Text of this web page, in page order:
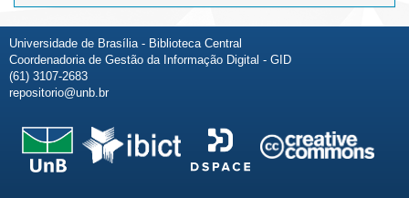
Universidade de Brasília - Biblioteca Central
Coordenadoria de Gestão da Informação Digital - GID
(61) 3107-2683
repositorio@unb.br